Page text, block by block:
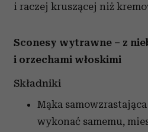
i raczej kruszącej niż
Sconesy wytrawne – z
i orzechami włoskimi
Składniki
Mąka samowzrastająca
wykonać samemu,